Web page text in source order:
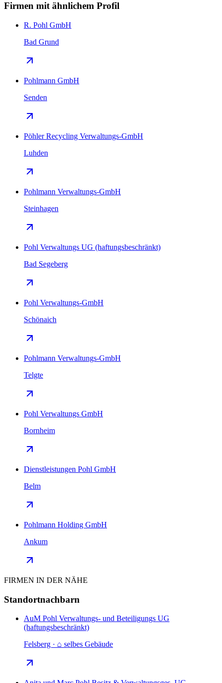
Firmen mit ähnlichem Profil
R. Pohl GmbH
Bad Grund
Pohlmann GmbH
Senden
Pöhler Recycling Verwaltungs-GmbH
Luhden
Pohlmann Verwaltungs-GmbH
Steinhagen
Pohl Verwaltungs UG (haftungsbeschränkt)
Bad Segeberg
Pohl Verwaltungs-GmbH
Schönaich
Pohlmann Verwaltungs-GmbH
Telgte
Pohl Verwaltungs GmbH
Bornheim
Dienstleistungen Pohl GmbH
Belm
Pohlmann Holding GmbH
Ankum
FIRMEN IN DER NÄHE
Standortnachbarn
AuM Pohl Verwaltungs- und Beteiligungs UG
(haftungsbeschränkt)
Felsberg · ⌂ selbes Gebäude